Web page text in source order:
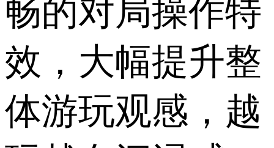
畅的对局操作特
效，大幅提升整
体游玩观感，越